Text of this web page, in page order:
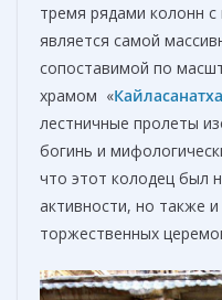
тремя рядами колонн
является самой
сопоставимой по
храмом «Кайласанатха
лестничные пролеты
богинь и
что этот колодец был
активности, но также
торжественных